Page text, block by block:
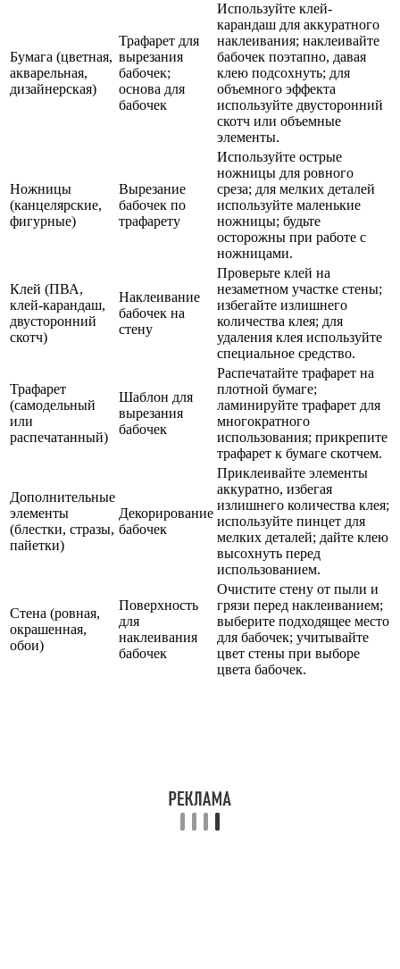
Бумага (цветная,
акварельная,
дизайнерская)
Трафарет для
вырезания
бабочек;
основа для
бабочек
Используйте клей-
карандаш для аккуратного
наклеивания; наклеивайте
бабочек поэтапно, давая
клею подсохнуть; для
объемного эффекта
используйте двусторонний
скотч или объемные
элементы.
Ножницы
(канцелярские,
фигурные)
Вырезание
бабочек по
трафарету
Используйте острые
ножницы для ровного
среза; для мелких деталей
используйте маленькие
ножницы; будьте
осторожны при работе с
ножницами.
Клей (ПВА,
клей-карандаш,
двусторонний
скотч)
Наклеивание
бабочек на
стену
Проверьте клей на
незаметном участке стены;
избегайте излишнего
количества клея; для
удаления клея используйте
специальное средство.
Трафарет
(самодельный
или
распечатанный)
Шаблон для
вырезания
бабочек
Распечатайте трафарет на
плотной бумаге;
ламинируйте трафарет для
многократного
использования; прикрепите
трафарет к бумаге скотчем.
Дополнительные
элементы
(блестки, стразы,
пайетки)
Декорирование
бабочек
Приклеивайте элементы
аккуратно, избегая
излишнего количества клея;
используйте пинцет для
мелких деталей; дайте клею
высохнуть перед
использованием.
Стена (ровная,
окрашенная,
обои)
Поверхность
для
наклеивания
бабочек
Очистите стену от пыли и
грязи перед наклеиванием;
выберите подходящее место
для бабочек; учитывайте
цвет стены при выборе
цвета бабочек.